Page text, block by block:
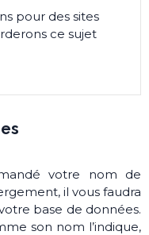
pour des sites
ce sujet
votre nom de
il vous faudra
base de données.
son nom l’indique,